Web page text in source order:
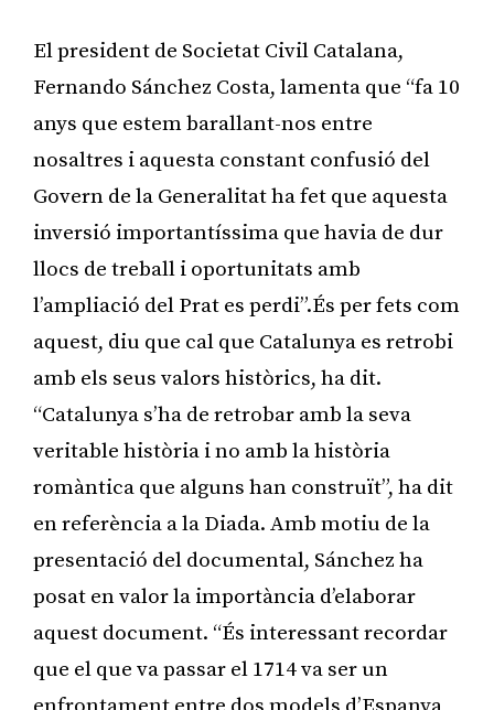
El president de Societat Civil Catalana,
Fernando Sánchez Costa, lamenta que “fa 10
anys que estem barallant-nos entre
nosaltres i aquesta constant confusió del
Govern de la Generalitat ha fet que aquesta
inversió importantíssima que havia de dur
llocs de treball i oportunitats amb
l’ampliació del Prat es perdi”.És per fets com
aquest, diu que cal que Catalunya es retrobi
amb els seus valors històrics, ha dit.
“Catalunya s’ha de retrobar amb la seva
veritable història i no amb la història
romàntica que alguns han construït”, ha dit
en referència a la Diada. Amb motiu de la
presentació del documental, Sánchez ha
posat en valor la importància d’elaborar
aquest document. “És interessant recordar
que el que va passar el 1714 va ser un